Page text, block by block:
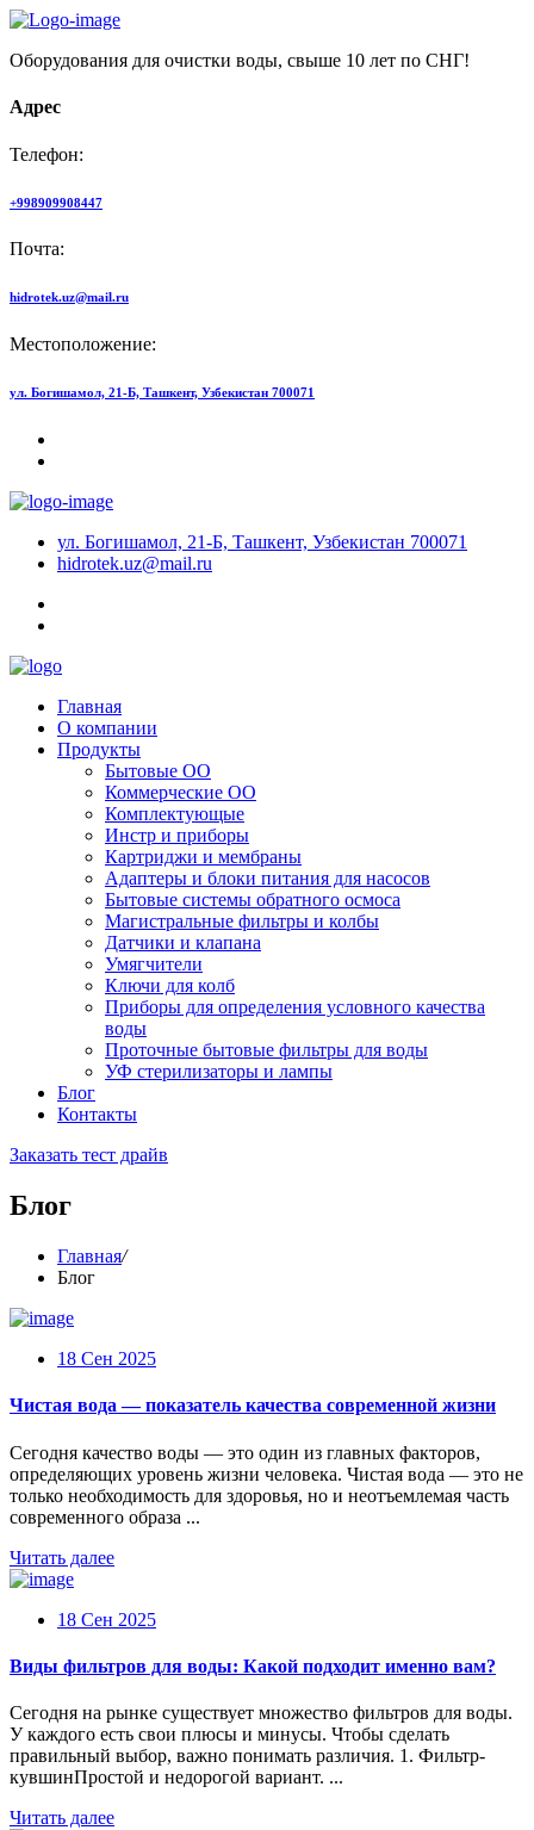
Оборудования для очистки воды, свыше 10 лет по СНГ!
Адрес
Телефон:
+998909908447
Почта:
hidrotek.uz@mail.ru
Местоположение:
ул. Богишамол, 21-Б, Ташкент, Узбекистан 700071
ул. Богишамол, 21-Б, Ташкент, Узбекистан 700071
hidrotek.uz@mail.ru
Главная
О компании
Продукты
Бытовые ОО
Коммерческие ОО
Комплектующые
Инстр и приборы
Картриджи и мембраны
Адаптеры и блоки питания для насосов
Бытовые системы обратного осмоса
Магистральные фильтры и колбы
Датчики и клапана
Умягчители
Ключи для колб
Приборы для определения условного качества
воды
Проточные бытовые фильтры для воды
УФ стерилизаторы и лампы
Блог
Контакты
Заказать тест драйв
Блог
Главная/
Блог
18 Сен 2025
Чистая вода — показатель качества современной жизни
Сегодня качество воды — это один из главных факторов,
определяющих уровень жизни человека. Чистая вода — это не
только необходимость для здоровья, но и неотъемлемая часть
современного образа ...
Читать далее
18 Сен 2025
Виды фильтров для воды: Какой подходит именно вам?
Сегодня на рынке существует множество фильтров для воды.
У каждого есть свои плюсы и минусы. Чтобы сделать
правильный выбор, важно понимать различия. 1. Фильтр-
кувшинПростой и недорогой вариант. ...
Читать далее